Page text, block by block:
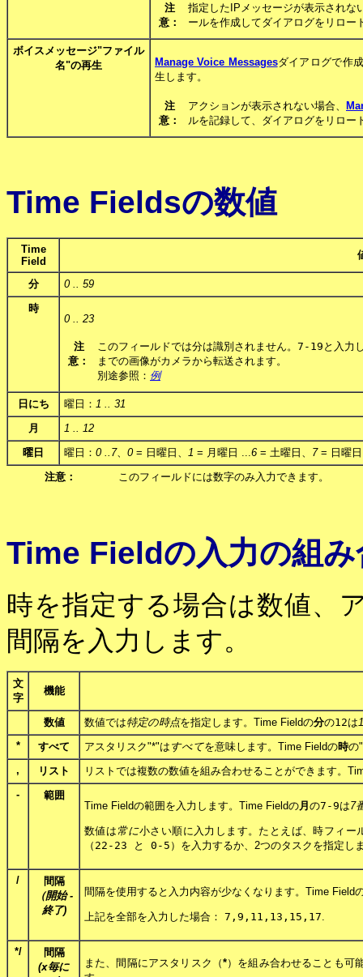
注
意：
指定したIPメッセージが表示されな
ールを作成してダイアログをリロー
ボイスメッセージ"ファイル
名"の再生
Manage Voice Messagesダイアログで作
生します。
注
意：
アクションが表示されない場合、
ルを記録して、ダイアログをリロー
Time Fieldsの数値
Time
Field
分
0 .. 59
時
0 .. 23
注
意：
このフィールドでは分は識別されません。 7-19 と入力
までの画像がカメラから転送されます。
別途参照： 例
日にち 曜日： 1 .. 31
月
1 .. 12
曜日
曜日： 0 ..7、 0= 日曜日、 1 = 月曜日 ...6 = 土曜日、 7= 日曜日
注意：
このフィールドには数字のみ入力できます。
Time Fieldの入力の組み
時を指定する場合は数値、
間隔を入力します。
文
字
機能
数値 数値では特定の時点を指定します。Time Fieldの分の12は
*
すべて アスタリスク"*"は すべてを意味します。Time Fieldの時の
,
リスト
リストでは複数の数値を組み合わせることができます。
-
範囲
Time Fieldの範囲を入力します。Time Fieldの月 の7-9は7
数値は 常に小さい順に入力します。たとえば、時フィー
（ 22-23 と 0-5 ）を入力するか、2つのタスクを指定し
/
間隔
（開始 -
終了)
間隔を使用すると入力内容が少なくなります。Time Field
上記を全部を入力した場合： 7,9,11,13,15,17.
*/
間隔
(x毎に
また、間隔にアスタリスク（*）を組み合わせることも可